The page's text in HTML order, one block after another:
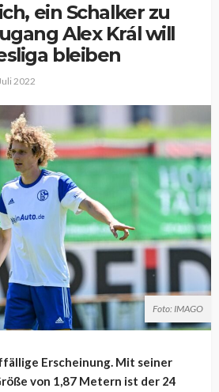
ein Schalker zu
Alex Král will
bleiben
2022
Foto: IMAGO
Erscheinung. Mit seiner
von 1,87 Metern ist der 24